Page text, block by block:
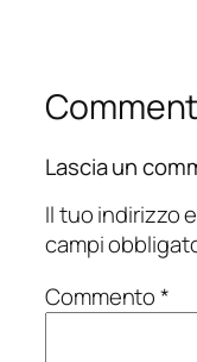
Lascia un
Il tuo indirizzo
campi
Commento*